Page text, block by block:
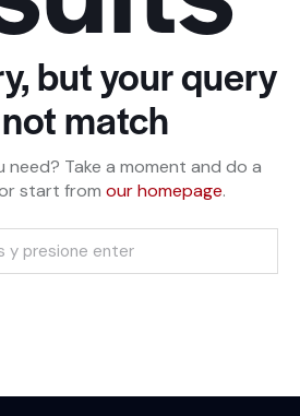
but your query
match
Take a moment and do a
start from our homepage.